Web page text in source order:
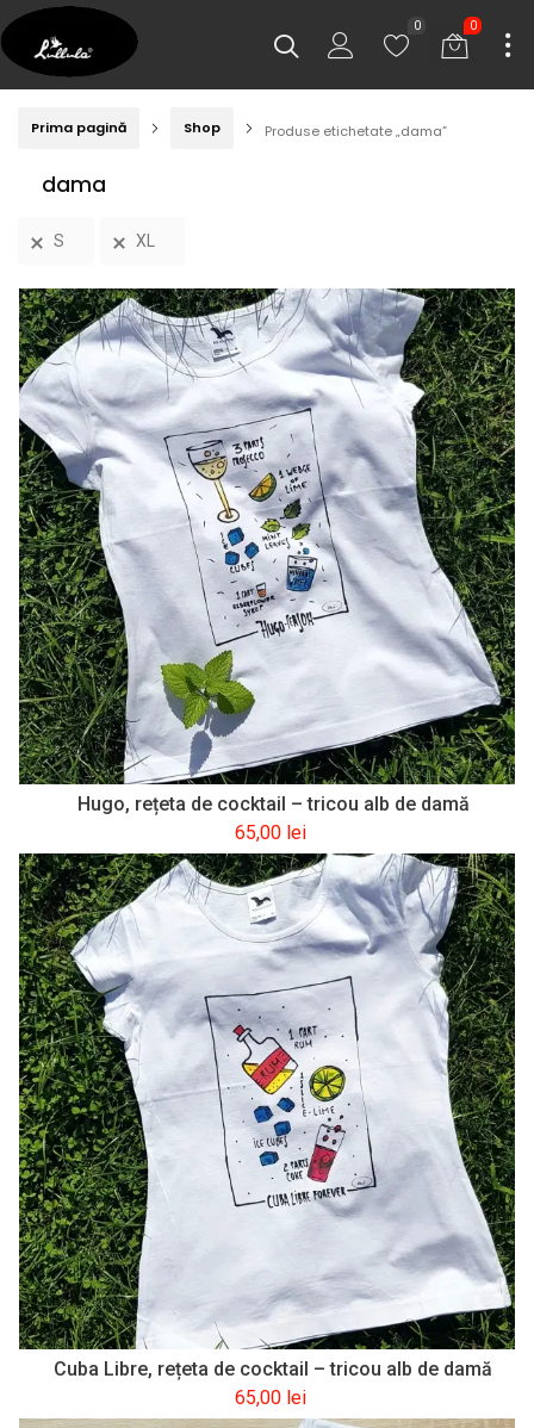
0
0
Prima pagină Shop Produse etichetate „dama”
dama
S XL
Hugo, rețeta de cocktail – tricou alb de damă
65,00 lei
Cuba Libre, rețeta de cocktail – tricou alb de damă
65,00 lei